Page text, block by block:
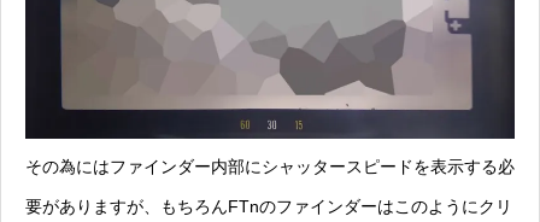
その為にはファインダー内部にシャッタースピードを表示する必
要がありますが、もちろんFTnのファインダーはこのようにクリ